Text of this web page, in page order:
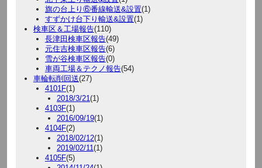
旗の台上り⑥番線輸送&設置(1)
すずかけ台下り輸送&設置(1)
検車区＆工場報告(110)
長津田検車区報告(49)
元住吉検車区報告(6)
雪が谷検車区報告(0)
車両工場＆テクノ報告(54)
車輪転削回送(27)
4101F(1)
2018/3/21 (1)
4103F(1)
2016/09/19(1)
4104F(2)
2018/02/12(1)
2019/02/11 (1)
4105F(5)